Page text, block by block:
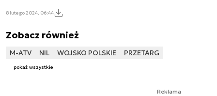
8 lutego 2024, 06:44
Zobacz również
M-ATV NIL WOJSKO POLSKIE PRZETARG
pokaż wszystkie
Reklama